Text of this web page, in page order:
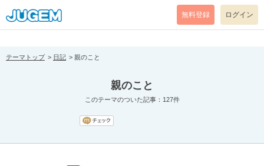
[pear_error: message="Success" code=0 mode=return level=notice
prefix="" info=""]
無料登録 ログイン
テーマトップ 日記 親のこと
親のこと
このテーマのついた記事：127件